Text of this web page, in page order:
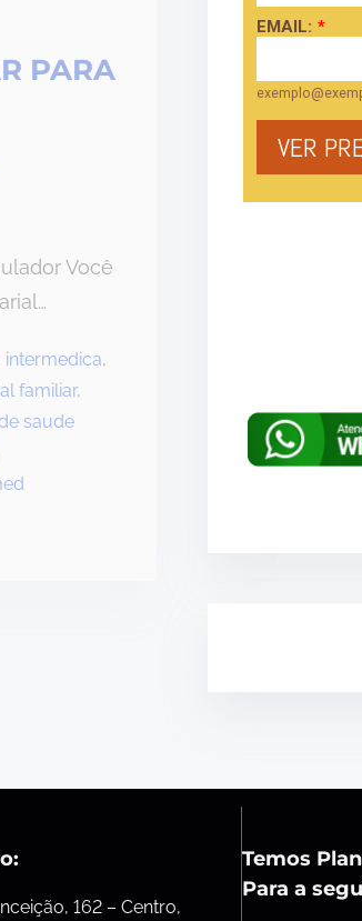
PARA
Você
intermedica,
familiar,
saude
162 – Centro,
Temos
Para a